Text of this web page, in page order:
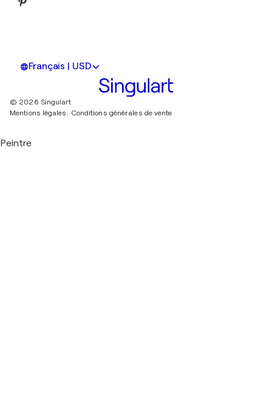
Français | USD
© 2026 Singulart
Mentions légales. Conditions générales de vente
Peintre